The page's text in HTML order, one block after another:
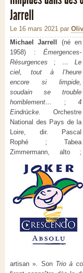
Jarrell
Le 16 mars 2021 par
Michael Jarrell
(né en
1958) : Émergences-
Résurgences ; … Le
ciel, tout à l’heure
encore si limpide,
soudain se trouble
horriblement… ; 4
Eindrücke. Orchestre
National des Pays de la
Loire, dir. Pascal
Rophé ; Tabea
Zimmermann, alto ;
artisan ». Son Trio à